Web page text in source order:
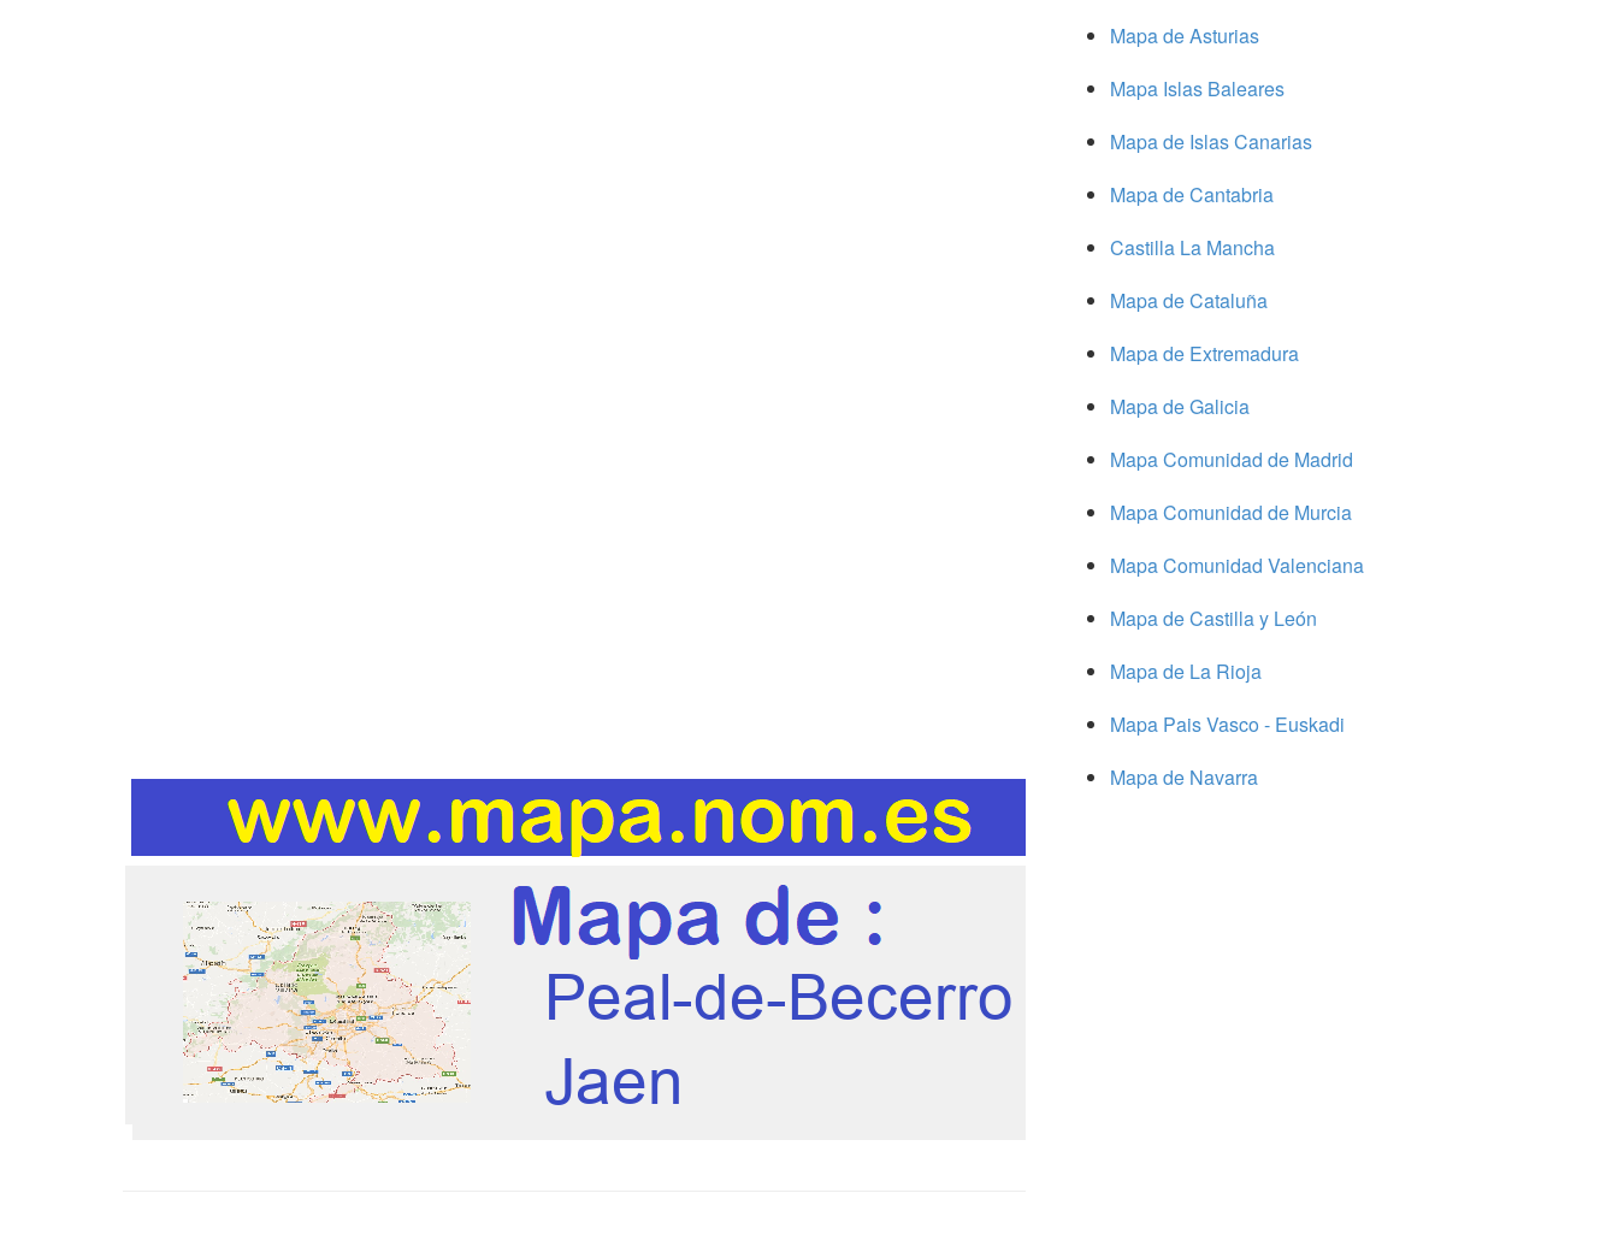
Mapa de Asturias
Mapa Islas Baleares
Mapa de Islas Canarias
Mapa de Cantabria
Castilla La Mancha
Mapa de Cataluña
Mapa de Extremadura
Mapa de Galicia
Mapa Comunidad de Madrid
Mapa Comunidad de Murcia
Mapa Comunidad Valenciana
Mapa de Castilla y León
Mapa de La Rioja
Mapa Pais Vasco - Euskadi
Mapa de Navarra